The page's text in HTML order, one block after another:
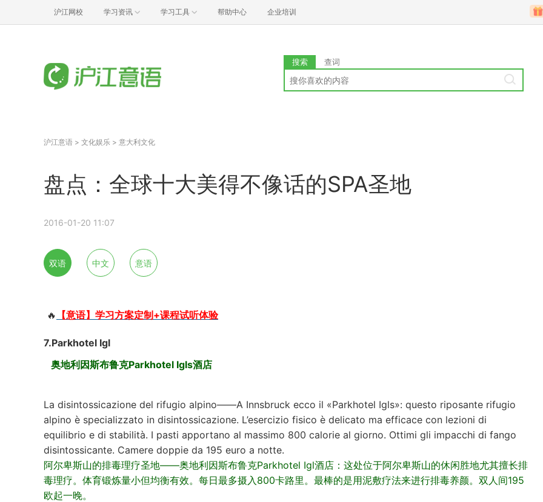
沪江网校 学习资讯 学习工具 帮助中心 企业培训
搜索 查词
沪江意语 > 文化娱乐 > 意大利文化
盘点：全球十大美得不像话的SPA圣地
2016-01-20 11:07
双语 中文 意语
🔥 【意语】学习方案定制+课程试听体验
7.Parkhotel Igl
奥地利因斯布鲁克Parkhotel Igls酒店
La disintossicazione del rifugio alpino——A Innsbruck ecco il «Parkhotel Igls»: questo riposante rifugio
alpino è specializzato in disintossicazione. L’esercizio fisico è delicato ma efficace con lezioni di
equilibrio e di stabilità. I pasti apportano al massimo 800 calorie al giorno. Ottimi gli impacchi di fango
disintossicante. Camere doppie da 195 euro a notte.
阿尔卑斯山的排毒理疗圣地——奥地利因斯布鲁克Parkhotel Igl酒店：这处位于阿尔卑斯山的休闲胜地尤其擅长排
毒理疗。体育锻炼量小但均衡有效。每日最多摄入800卡路里。最棒的是用泥敷疗法来进行排毒养颜。双人间195
欧起一晚。